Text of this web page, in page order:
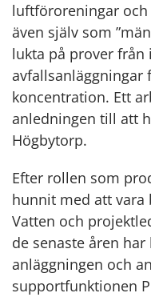
luftföroreningar
även själv som
lukta på prover
avfallsanläggningar
koncentration. Ett
anledningen till att
Högbytorp.
Efter rollen som
hunnit med att vara
Vatten och
de senaste åren
anläggningen och
supportfunktionen